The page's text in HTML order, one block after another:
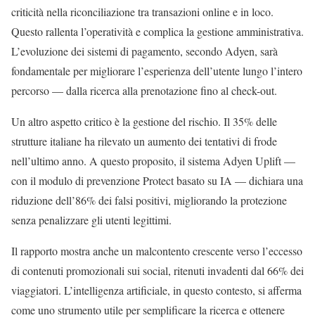
criticità nella riconciliazione tra transazioni online e in loco.
Questo rallenta l’operatività e complica la gestione amministrativa.
L’evoluzione dei sistemi di pagamento, secondo Adyen, sarà
fondamentale per migliorare l’esperienza dell’utente lungo l’intero
percorso — dalla ricerca alla prenotazione fino al check-out.
Un altro aspetto critico è la gestione del rischio. Il 35% delle
strutture italiane ha rilevato un aumento dei tentativi di frode
nell’ultimo anno. A questo proposito, il sistema Adyen Uplift —
con il modulo di prevenzione Protect basato su IA — dichiara una
riduzione dell’86% dei falsi positivi, migliorando la protezione
senza penalizzare gli utenti legittimi.
Il rapporto mostra anche un malcontento crescente verso l’eccesso
di contenuti promozionali sui social, ritenuti invadenti dal 66% dei
viaggiatori. L’intelligenza artificiale, in questo contesto, si afferma
come uno strumento utile per semplificare la ricerca e ottenere